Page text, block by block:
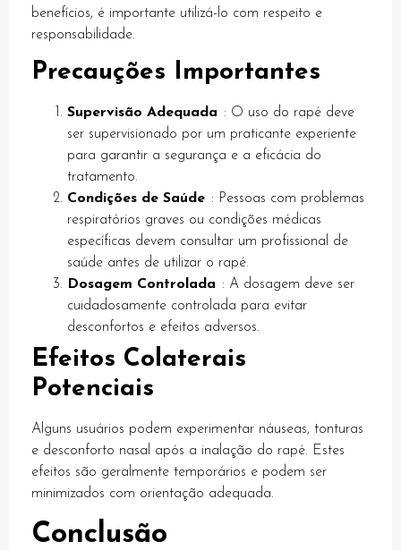
Panel
panel
giriş
benefícios, é importante utilizá-lo com respeito e
responsabilidade.
Precauções Importantes
Supervisão Adequada : O uso do rapé deve
ser supervisionado por um praticante experiente
para garantir a segurança e a eficácia do
tratamento.
Condições de Saúde : Pessoas com problemas
respiratórios graves ou condições médicas
específicas devem consultar um profissional de
saúde antes de utilizar o rapé.
Dosagem Controlada : A dosagem deve ser
cuidadosamente controlada para evitar
desconfortos e efeitos adversos.
Efeitos Colaterais
Potenciais
Alguns usuários podem experimentar náuseas, tonturas
e desconforto nasal após a inalação do rapé. Estes
efeitos são geralmente temporários e podem ser
minimizados com orientação adequada.
Conclusão